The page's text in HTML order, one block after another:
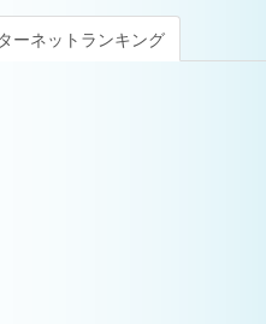
ーネットランキング